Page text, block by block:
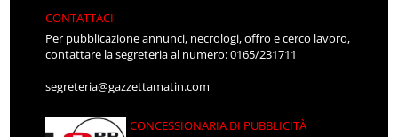
CONTATTACI
Per pubblicazione annunci, necrologi, offro e cerco lavoro,
contattare la segreteria al numero: 0165/231711
segreteria@gazzettamatin.com
CONCESSIONARIA DI PUBBLICITÀ